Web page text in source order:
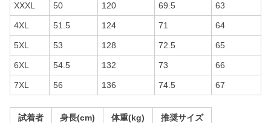
XXXL 50 120 69.5 63
4XL 51.5 124 71 64
5XL 53 128 72.5 65
6XL 54.5 132 73 66
7XL 56 136 74.5 67
試着者 身長(cm) 体重(kg) 推奨サイズ